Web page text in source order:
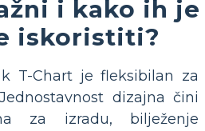
i kako ih je
iskoristiti?
T-Chart je fleksibilan za
dizajna čini
za izradu, bilježenje